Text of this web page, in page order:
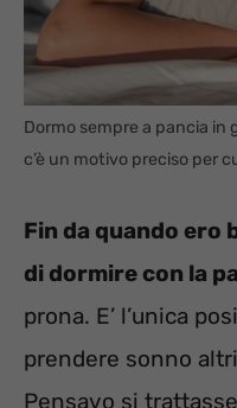
Dormo sempre a pancia in
c’è un motivo preciso per
Fin da quando ero
di dormire con la
prona. E’ l’unica
prendere sonno
Pensavo si